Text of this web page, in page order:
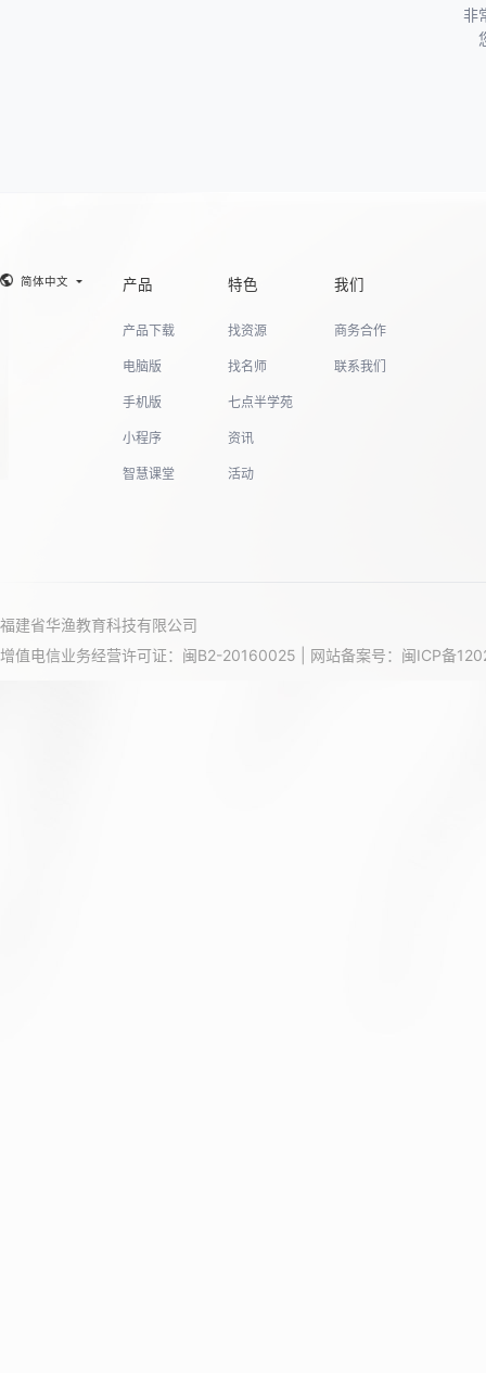
非
简体中文 产品
产品下载
电脑版
手机版
小程序
智慧课堂
特色
找资源
找名师
七点半学苑
资讯
活动
我们
商务合作
联系我们
福建省华渔教育科技有限公司
增值电信业务经营许可证：闽B2-20160025 | 网站备案号： 闽ICP备